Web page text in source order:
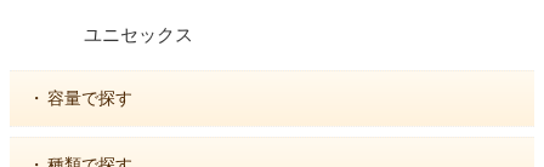
ユニセックス
・ 容量で探す